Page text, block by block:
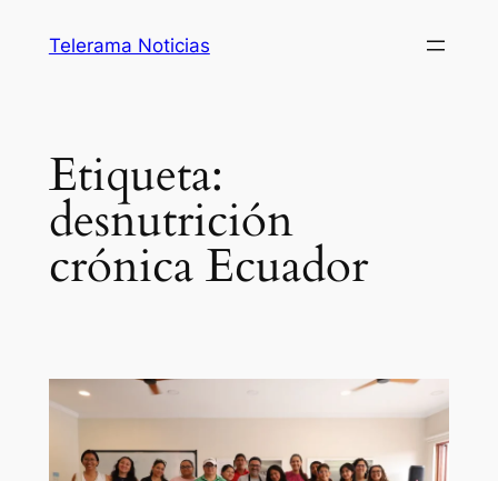
Telerama Noticias
Etiqueta:
desnutrición
crónica Ecuador